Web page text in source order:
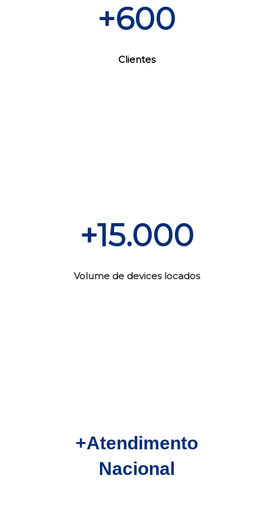
+600
Clientes
+15.000
Volume de devices locados
+Atendimento
Nacional